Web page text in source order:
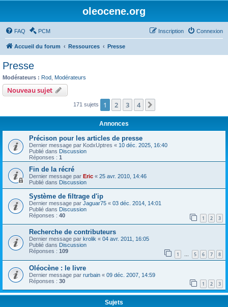
oleocene.org
FAQ PCM Connexion
Inscription
Accueil du forum Ressources Presse
Presse
Modérateurs : Rod Modérateurs
Nouveau sujet
171 sujets 1 2 3 4
Annonces
Précison pour les articles de presse
Dernier message par KodxUptres « 10 déc. 2025, 16:40
Publié dans Discussion
Réponses : 1
Fin de la récré
Dernier message par Eric « 25 avr. 2010, 14:46
Publié dans Discussion
Système de filtrage d'ip
Dernier message par Jaguar75 « 03 déc. 2014, 14:01
Publié dans Discussion
Réponses : 40 1 2 3
Recherche de contributeurs
Dernier message par krolik « 04 avr. 2011, 16:05
Publié dans Discussion
Réponses : 109 1 … 5 6 7 8
Oléocène : le livre
Dernier message par rurbain « 09 déc. 2007, 14:59
Réponses : 30 1 2 3
Sujets